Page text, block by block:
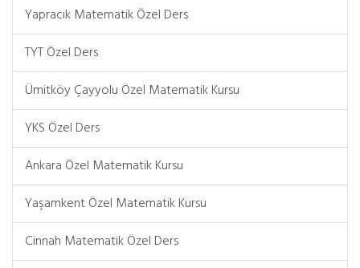
Yapracık Matematik Özel Ders
TYT Özel Ders
Ümitköy Çayyolu Özel Matematik Kursu
YKS Özel Ders
Ankara Özel Matematik Kursu
Yaşamkent Özel Matematik Kursu
Cinnah Matematik Özel Ders